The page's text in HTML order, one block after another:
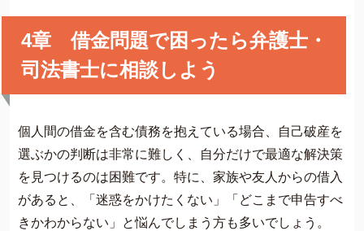
4章 借金問題で困ったら弁護士・
司法書士に相談しよう
個人間の借金を含む債務を抱えている場合、自己破産を
選ぶかの判断は非常に難しく、自分だけで最適な解決策
を見つけるのは困難です。特に、家族や友人からの借入
があると、「迷惑をかけたくない」「どこまで申告すべ
きかわからない」と悩んでしまう方も多いでしょう。